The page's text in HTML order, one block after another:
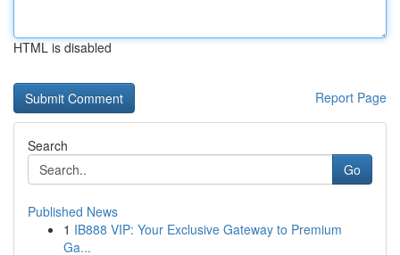
HTML is disabled
Report Page
Search
Go
Published News
1 IB888 VIP: Your Exclusive Gateway to Premium
Ga...